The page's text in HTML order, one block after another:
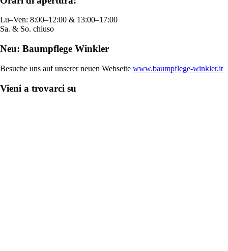
Lu–Ven: 8:00–12:00 & 13:00–17:00
Sa. & So. chiuso
Neu: Baumpflege Winkler
Besuche uns auf unserer neuen Webseite www.baumpflege-winkler.it
Vieni a trovarci su